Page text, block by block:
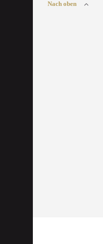
Nach oben